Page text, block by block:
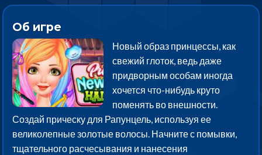
Об игре
Новый образ принцессы, как
свежий глоток, ведь даже
придворным особам иногда
хочется что-нибудь круто
поменять во внешности.
Создай прическу для Рапунцель, используя ее
великолепные золотые волосы. Начните с помывки,
тщательного расчесывания и нанесения